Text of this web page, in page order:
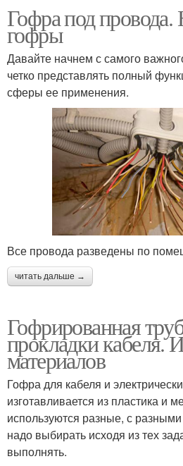
Гофра под провода.
гофры
Давайте начнем с самого
четко представлять полный
сферы ее применения.
Все провода разведены по
читать дальше →
Гофрированная
прокладки кабеля.
материалов
Гофра для кабеля и
изготавливается из пластика и
используются разные, с
надо выбирать исходя из тех
выполнять.